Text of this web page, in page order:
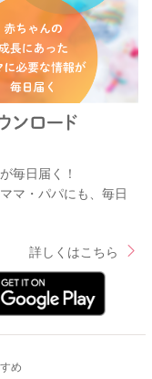
毎日届く！
マ・パパにも、毎日
詳しくはこちら
め